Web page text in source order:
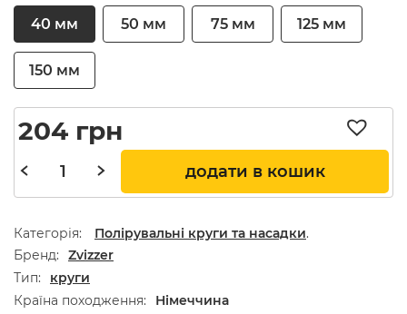
40 мм
50 мм 75 мм 125 мм
150 мм
204 грн
додати в кошик
Категорія: Полірувальні круги та насадки.
Бренд
Zvizzer
Тип
круги
Країна походження
Німеччина